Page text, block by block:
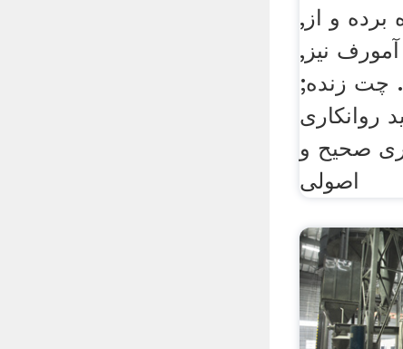
برده و از,
نیز,
چت زنده;
روانکاری
صحیح و
اصولی